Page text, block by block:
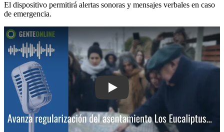
El dispositivo permitirá alertas sonoras y mensajes verbales en caso
de emergencia.
Play: Avanza regularización del